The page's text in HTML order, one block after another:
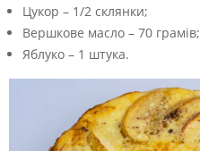
Цукор – 1/2 склянки;
Вершкове масло – 70 грамів;
Яблуко – 1 штука.